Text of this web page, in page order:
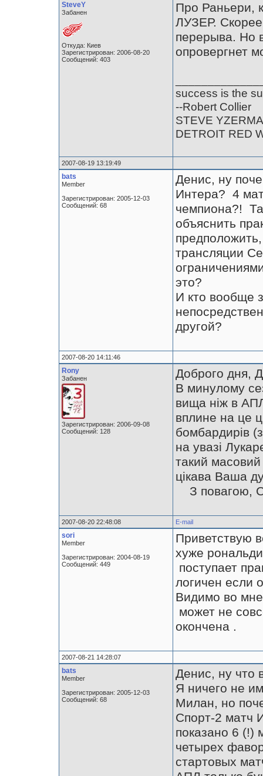
SteveY
Забанен
Откуда: Киев
Зарегистрирован: 2006-08-20
Сообщений: 403
Про Раньери,
ЛУЗЕР. Скорее
перерыва. Но
опровергнет
success is the
--Robert Collier
STEVE
DETROIT RED
2007-08-19 13:19:49
bats
Member
Зарегистрирован: 2005-12-03
Сообщений: 68
Денис, ну
Интера? 4
чемпиона?!
объяснить
трансляции
это?
И кто вообще
другой?
2007-08-20 14:11:46
Rony
Забанен
Зарегистрирован: 2006-09-08
Сообщений: 128
Доброго дня,
В минулому
вища ніж в
вплине на це
бомбардирів
на увазі
такий масовий
цікава Ваша
З повагою,
2007-08-20 22:48:08 E-mail
sori
Member
Зарегистрирован: 2004-08-19
Сообщений: 449
Приветствую
хуже
поступает
логичен если
Видимо во
может не
окончена .
2007-08-21 14:28:07
bats
Member
Зарегистрирован: 2005-12-03
Сообщений: 68
Денис, ну что
Я ничего не
Милан, но
Спорт-2 матч
показано 6 (!)
четырех
стартовых